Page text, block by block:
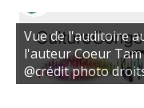
Vue de l'auditoire
l'auteur Coeur Tam
@crédit photo